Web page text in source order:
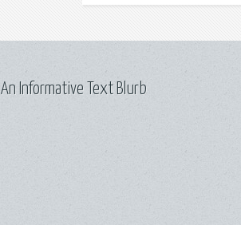
An Informative Text Blurb